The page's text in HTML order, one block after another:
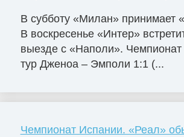
В субботу «Милан» принимает
В воскресенье «Интер»
выезде с «Наполи».
тур Дженоа – Эмполи 1:1 (...
Чемпионат Испании. «Реал»